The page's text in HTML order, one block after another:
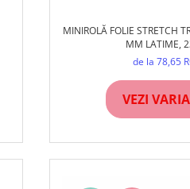
MINIROLĂ FOLIE STRETCH
MM LATIME,
de la 78,65
VEZI